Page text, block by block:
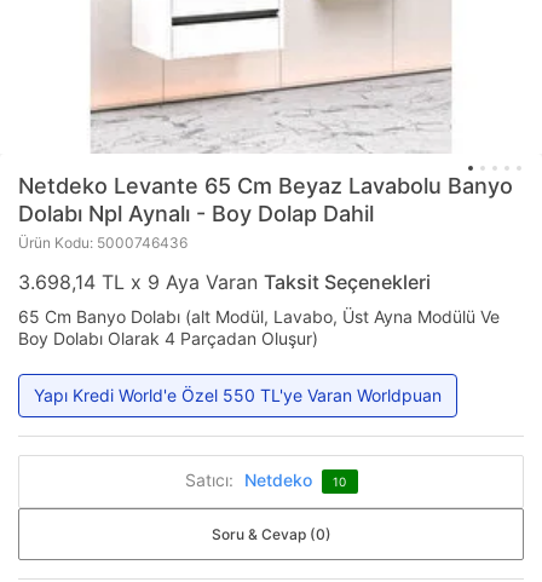
Netdeko Levante 65 Cm Beyaz Lavabolu Banyo
Dolabı Npl Aynalı - Boy Dolap Dahil
Ürün Kodu: 5000746436
3.698,14 TL x 9 Aya Varan Taksit Seçenekleri
65 Cm Banyo Dolabı (alt Modül, Lavabo, Üst Ayna Modülü Ve
Boy Dolabı Olarak 4 Parçadan Oluşur)
Yapı Kredi World'e Özel 550 TL'ye Varan Worldpuan
Satıcı: Netdeko 10
Soru & Cevap (0)